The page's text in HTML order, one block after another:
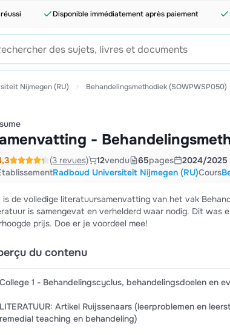
Disponible immédiatement après paiement
Nijmegen (RU) Behandelingsmethodiek (SOWPWSP050)
-
(3 revues) 12vendu 65pages
2024/2025
Radboud Universiteit Nijmegen (RU)Cours
is de volledige literatuursamenvatting van het vak
is samengevat en verhelderd waar nodig. Dit was
prijs. Doe er je voordeel mee!
du contenu
College 1 - Behandelingscyclus, behandelingsdoelen en
LITERATUUR: Artikel Ruijssenaars (leerproblemen en
remedial teaching en behandeling)